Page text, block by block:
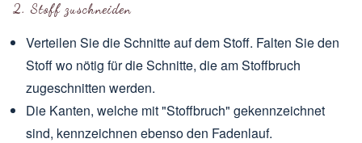
2. Stoff zuschneiden
Verteilen Sie die Schnitte auf dem Stoff. Falten Sie den
Stoff wo nötig für die Schnitte, die am Stoffbruch
zugeschnitten werden.
Die Kanten, welche mit "Stoffbruch" gekennzeichnet
sind, kennzeichnen ebenso den Fadenlauf.